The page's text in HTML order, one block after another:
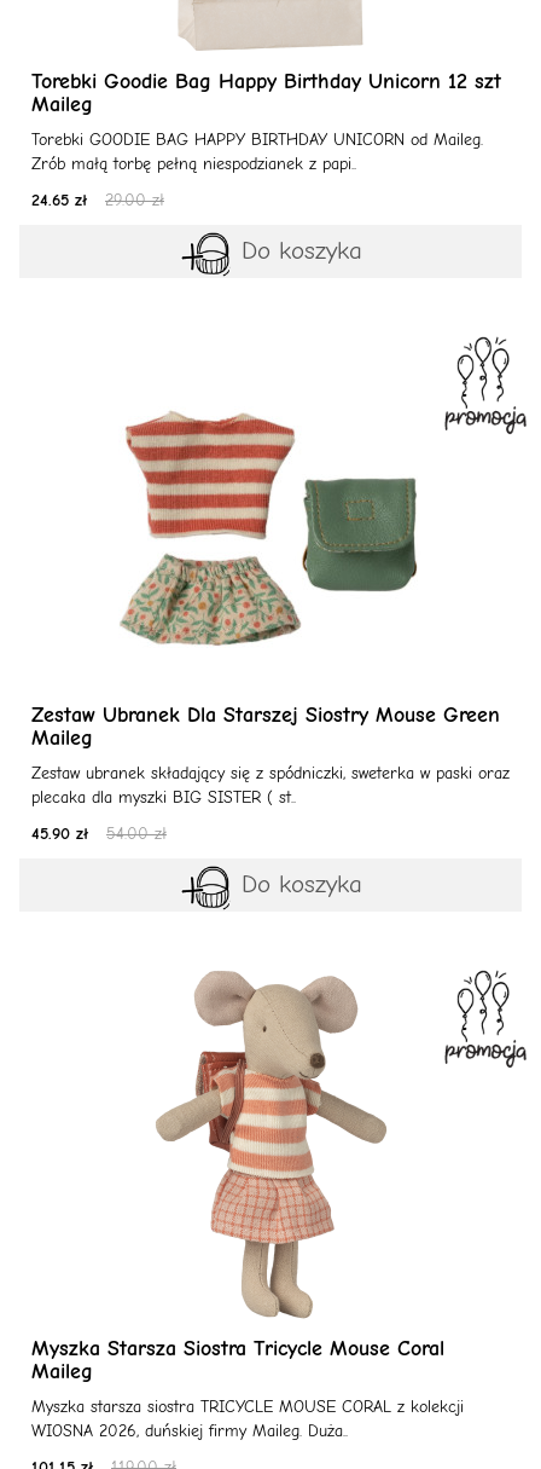
Torebki Goodie Bag Happy Birthday Unicorn 12 szt
Maileg
Torebki GOODIE BAG HAPPY BIRTHDAY UNICORN od Maileg.
Zrób małą torbę pełną niespodzianek z papi..
24.65 zł
29.00 zł
Do koszyka
Zestaw Ubranek Dla Starszej Siostry Mouse Green
Maileg
Zestaw ubranek składający się z spódniczki, sweterka w paski oraz
plecaka dla myszki BIG SISTER ( st..
45.90 zł
54.00 zł
Do koszyka
Myszka Starsza Siostra Tricycle Mouse Coral
Maileg
Myszka starsza siostra TRICYCLE MOUSE CORAL z kolekcji
WIOSNA 2026, duńskiej firmy Maileg. Duża..